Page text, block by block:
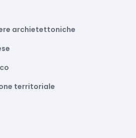
archietettoniche
territoriale